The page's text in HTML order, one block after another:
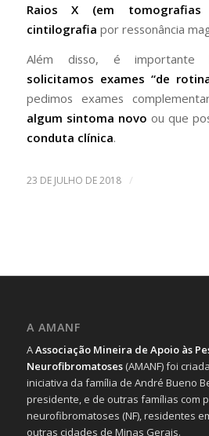
Raios X (em tomografias
cintilografia por ressonância
Além disso, é importante
solicitamos exames “de
pedimos exames
algum sintoma novo ou que
conduta clínica.
23 DE JULHO DE 2018 /
A AMANF
AAssociação Mineira de Apoio às
Neurofibromatoses(AMANF) foi
iniciativa da família de André Bueno
presidente, e de outras famílias com
neurofibromatoses (NF), residentes
outras cidades de Minas Gerais.